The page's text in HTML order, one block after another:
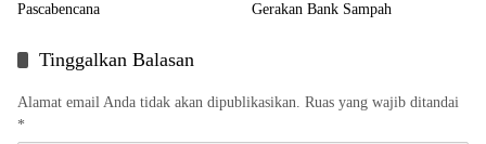
Pascabencana
Gerakan Bank Sampah
Tinggalkan Balasan
Alamat email Anda tidak akan dipublikasikan. Ruas yang wajib ditandai
*